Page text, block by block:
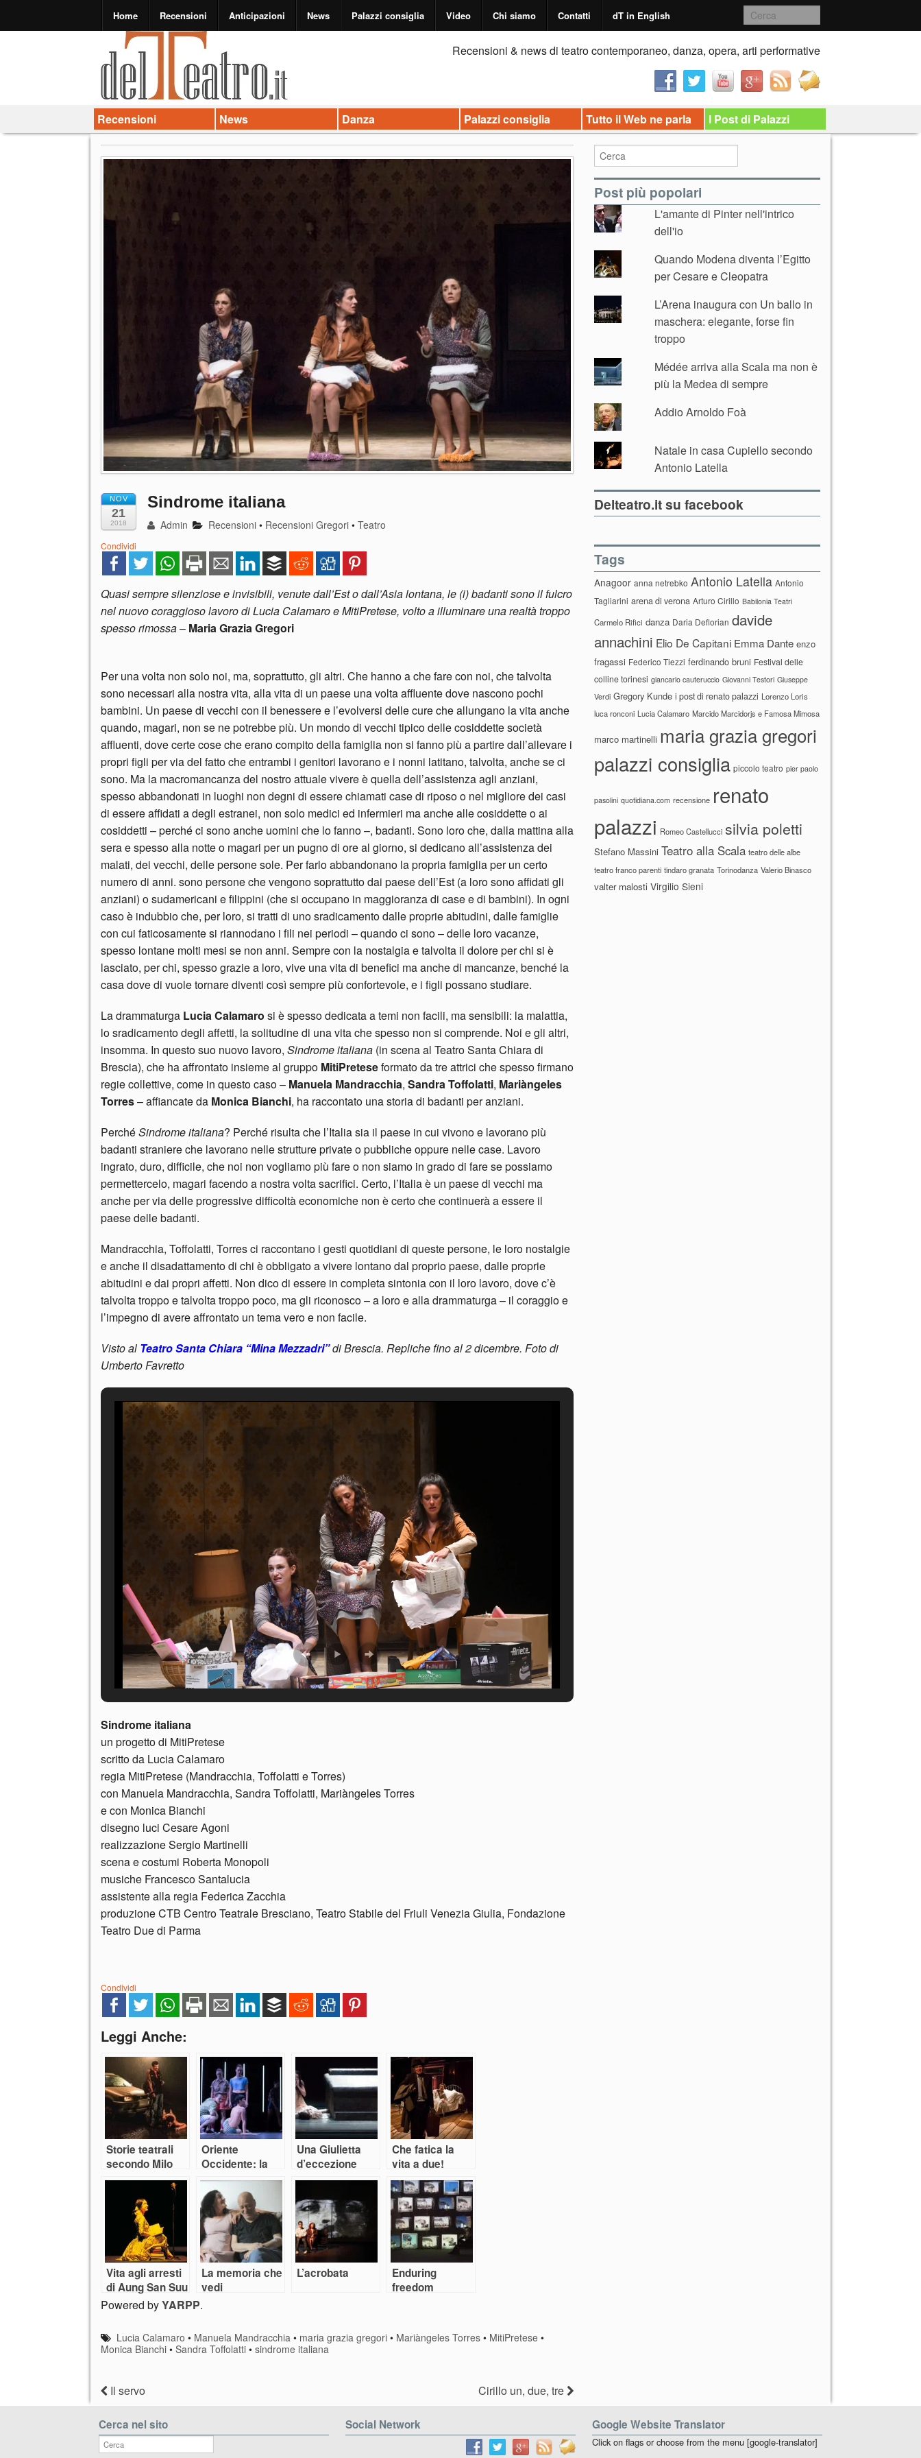
Home Recensioni Anticipazioni News Palazzi consiglia Video Chi siamo Contatti dT in English
Recensioni & news di teatro contemporaneo, danza, opera, arti performative
Recensioni News Danza Palazzi consiglia Tutto il Web ne parla I Post di Palazzi
NOV
21
2018
Sindrome italiana
Admin Recensioni • Recensioni Gregori •Teatro
Condividi
Quasi sempre silenziose e invisibili, venute dall’Est o dall’Asia lontana, le (i) badanti sono il fulcro
nel nuovo coraggioso lavoro di Lucia Calamaro e MitiPretese, volto a illuminare una realtà troppo
spesso rimossa– Maria Grazia Gregori
Per una volta non solo noi, ma, soprattutto, gli altri. Che hanno a che fare con noi, che talvolta
sono necessari alla nostra vita, alla vita di un paese una volta affluente dove nascono pochi
bambini. Un paese di vecchi con il benessere e l’evolversi delle cure che allungano la vita anche
quando, magari, non se ne potrebbe più. Un mondo di vecchi tipico delle cosiddette società
affluenti, dove certe cose che erano compito della famiglia non si fanno più a partire dall’allevare i
propri figli per via del fatto che entrambi i genitori lavorano e i nonni latitano, talvolta, anche se ci
sono. Ma la macromancanza del nostro attuale vivere è quella dell’assistenza agli anziani,
spesso abbandonati in luoghi non degni di essere chiamati case di riposo o nel migliore dei casi
di essere affidati a degli estranei, non solo medici ed infermieri ma anche alle cosiddette o ai
cosiddetti – perché ci sono anche uomini che lo fanno –, badanti. Sono loro che, dalla mattina alla
sera e spesso alla notte o magari per un pugno di ore al giorno, si dedicano all’assistenza dei
malati, dei vecchi, delle persone sole. Per farlo abbandonano la propria famiglia per un certo
numero di anni. sono persone che vengono soprattutto dai paese dell’Est (a loro sono affidati gli
anziani) o sudamericani e filippini (che si occupano in maggioranza di case e di bambini). In ogni
caso è indubbio che, per loro, si tratti di uno sradicamento dalle proprie abitudini, dalle famiglie
con cui faticosamente si riannodano i fili nei periodi – quando ci sono – delle loro vacanze,
spesso lontane molti mesi se non anni. Sempre con la nostalgia e talvolta il dolore per chi si è
lasciato, per chi, spesso grazie a loro, vive una vita di benefici ma anche di mancanze, benché la
casa dove di vuole tornare diventi così sempre più confortevole, e i figli possano studiare.
La drammaturga Lucia Calamaro si è spesso dedicata a temi non facili, ma sensibili: la malattia,
lo sradicamento degli affetti, la solitudine di una vita che spesso non si comprende. Noi e gli altri,
insomma. In questo suo nuovo lavoro, Sindrome italiana (in scena al Teatro Santa Chiara di
Brescia), che ha affrontato insieme al gruppo MitiPreteseformato da tre attrici che spesso firmano
regie collettive, come in questo caso – Manuela Mandracchia, Sandra Toffolatti, Mariàngeles
Torres– affiancate da Monica Bianchi, ha raccontato una storia di badanti per anziani.
PerchéSindrome italiana? Perché risulta che l’Italia sia il paese in cui vivono e lavorano più
badanti straniere che lavorano nelle strutture private o pubbliche oppure nelle case. Lavoro
ingrato, duro, difficile, che noi non vogliamo più fare o non siamo in grado di fare se possiamo
permettercelo, magari facendo a nostra volta sacrifici. Certo, l’Italia è un paese di vecchi ma
anche per via delle progressive difficoltà economiche non è certo che continuerà a essere il
paese delle badanti.
Mandracchia, Toffolatti, Torres ci raccontano i gesti quotidiani di queste persone, le loro nostalgie
e anche il disadattamento di chi è obbligato a vivere lontano dal proprio paese, dalle proprie
abitudini e dai propri affetti. Non dico di essere in completa sintonia con il loro lavoro, dove c’è
talvolta troppo e talvolta troppo poco, ma gli riconosco – a loro e alla drammaturga – il coraggio e
l’impegno di avere affrontato un tema vero e non facile.
Visto al Teatro Santa Chiara “Mina Mezzadri”di Brescia. Repliche fino al 2 dicembre. Foto di
Umberto Favretto
Sindrome italiana
un progetto di MitiPretese
scritto da Lucia Calamaro
regia MitiPretese (Mandracchia, Toffolatti e Torres)
con Manuela Mandracchia, Sandra Toffolatti, Mariàngeles Torres
e con Monica Bianchi
disegno luci Cesare Agoni
realizzazione Sergio Martinelli
scena e costumi Roberta Monopoli
musiche Francesco Santalucia
assistente alla regia Federica Zacchia
produzione CTB Centro Teatrale Bresciano, Teatro Stabile del Friuli Venezia Giulia, Fondazione
Teatro Due di Parma
Condividi
Leggi Anche:
Storie teatrali
secondo Milo
Oriente
Occidente: la
danza italiana
tra concettismi
e svagatezza
Una Giulietta
d’eccezione
illumina gli
della danza
italiana
Che fatica la
vita a due!
Vita agli arresti
di Aung San Suu
Kyi
La memoria che
vedi
L’acrobata
Enduring
freedom
Powered byYARPP.
Lucia Calamaro • Manuela Mandracchia • maria grazia gregori • Mariàngeles Torres • MitiPretese •
Monica Bianchi • Sandra Toffolatti • sindrome italiana
Il servo Cirillo un, due, tre
Post più popolari
L'amante di Pinter nell'intrico
dell'io
Quando Modena diventa l’Egitto
per Cesare e Cleopatra
L’Arena inaugura con Un ballo in
maschera: elegante, forse fin
troppo
Médée arriva alla Scala ma non è
più la Medea di sempre
Addio Arnoldo Foà
Natale in casa Cupiello secondo
Antonio Latella
Delteatro.it su facebook
Tags
Anagoor anna netrebko Antonio Latella Antonio
Tagliarini arena di verona Arturo Cirillo Babilonia Teatri
Carmelo Rifici danza Daria Deflorian davide
annachini Elio De Capitani Emma Dante enzo
fragassi Federico Tiezzi ferdinando bruni Festival delle
colline torinesi giancarlo cauteruccio Giovanni Testori Giuseppe
Verdi Gregory Kunde i post di renato palazzi Lorenzo Loris
luca ronconi Lucia Calamaro Marcido Marcidorjs e Famosa Mimosa
marco martinelli maria grazia gregori
palazzi consiglia piccolo teatro pier paolo
pasolini quotidiana.com recensione renato
palazzi Romeo Castellucci silvia poletti
Stefano Massini Teatro alla Scala teatro delle albe
teatro franco parenti tindaro granata Torinodanza Valerio Binasco
valter malosti Virgilio Sieni
Cerca nel sito Social Network Google Website Translator
Click on flags or choose from the menu [google-translator]